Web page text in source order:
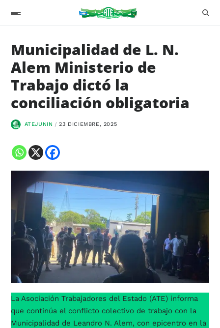
Municipalidad de L. N.
Alem Ministerio de
Trabajo dictó la
conciliación obligatoria
ATEJUNIN 23 DICIEMBRE, 2025
La Asociación Trabajadores del Estado (ATE) informa
que continúa el conflicto colectivo de trabajo con la
Municipalidad de Leandro N. Alem, con epicentro en la